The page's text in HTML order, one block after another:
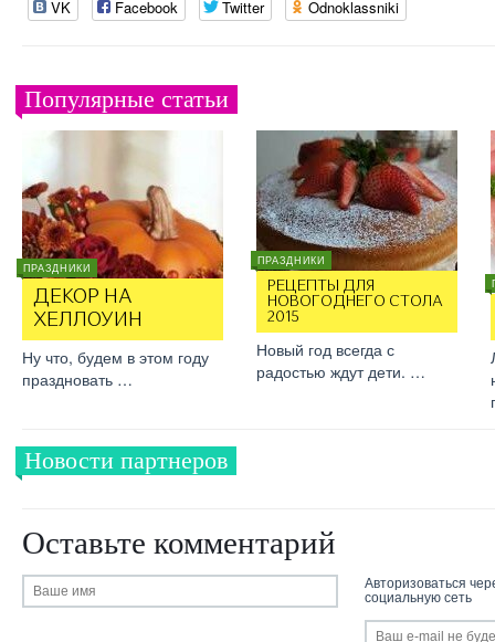
VK Facebook Twitter Odnoklassniki
Популярные статьи
ПРАЗДНИКИ
ДЕКОР НА
ХЕЛЛОУИН
Ну что, будем в этом году
праздновать …
ПРАЗДНИКИ
РЕЦЕПТЫ ДЛЯ
НОВОГОДНЕГО СТОЛА
2015
Новый год всегда с
радостью ждут дети. …
Новости партнеров
Оставьте комментарий
Авторизоваться
социальную сеть